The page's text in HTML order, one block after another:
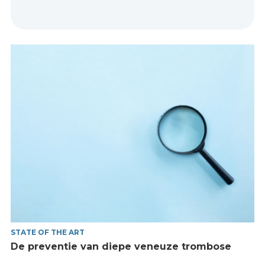
STATE OF THE ART
De preventie van diepe veneuze trombose